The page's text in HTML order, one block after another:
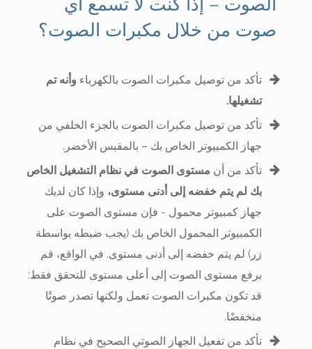
صوت من خلال مكبرات الصوت؟
تأكد من توصيل مكبرات الصوت بالكهرباء وأنه تم
تشغيلها.
تأكد من توصيل مكبرات الصوت بالجزء الخلفي من
جهاز الكمبيوتر الخاص بك – بالمقبس الأخضر.
تأكد من أن مستوى الصوت في نظام التشغيل الخاص
بك لم يتم خفضه إلى أدنى مستوى، وإذا كان لديك
جهاز كمبيوتر محمول - فإن مستوى الصوت على
الكمبيوتر المحمول الخاص بك (يجب ضبطه بواسطة
زر) لم يتم خفضه إلى أدنى مستوى. في الواقع، قم
برفع مستوى الصوت إلى أعلى مستوى للتحقق فقط:
قد تكون مكبرات الصوت تعمل ولكنها تصدر صوتًا
منخفضًا.
تأكد من تفعيل الجهاز الصوتي الصحيح في نظام